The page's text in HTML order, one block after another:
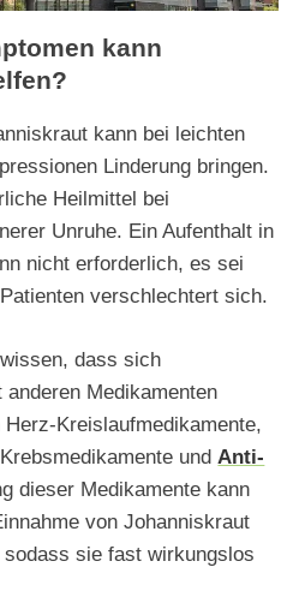
kann
kann bei leichten
Linderung bringen.
Heilmittel bei
Unruhe. Ein Aufenthalt in
nicht erforderlich, es sei
verschlechtert sich.
dass sich
Medikamenten
Kreislaufmedikamente,
und Anti-
dieser Medikamente kann
von Johanniskraut
sie fast wirkungslos